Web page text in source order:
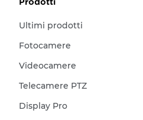
Ultimi prodotti
Fotocamere
Videocamere
Telecamere PTZ
Display Pro